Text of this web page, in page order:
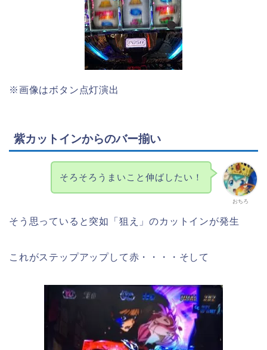
※画像はボタン点灯演出
紫カットインからのバー揃い
おちろ
そろそろうまいこと伸ばしたい！
そう思っていると突如「狙え」のカットインが発生
これがステップアップして赤・・・・そして